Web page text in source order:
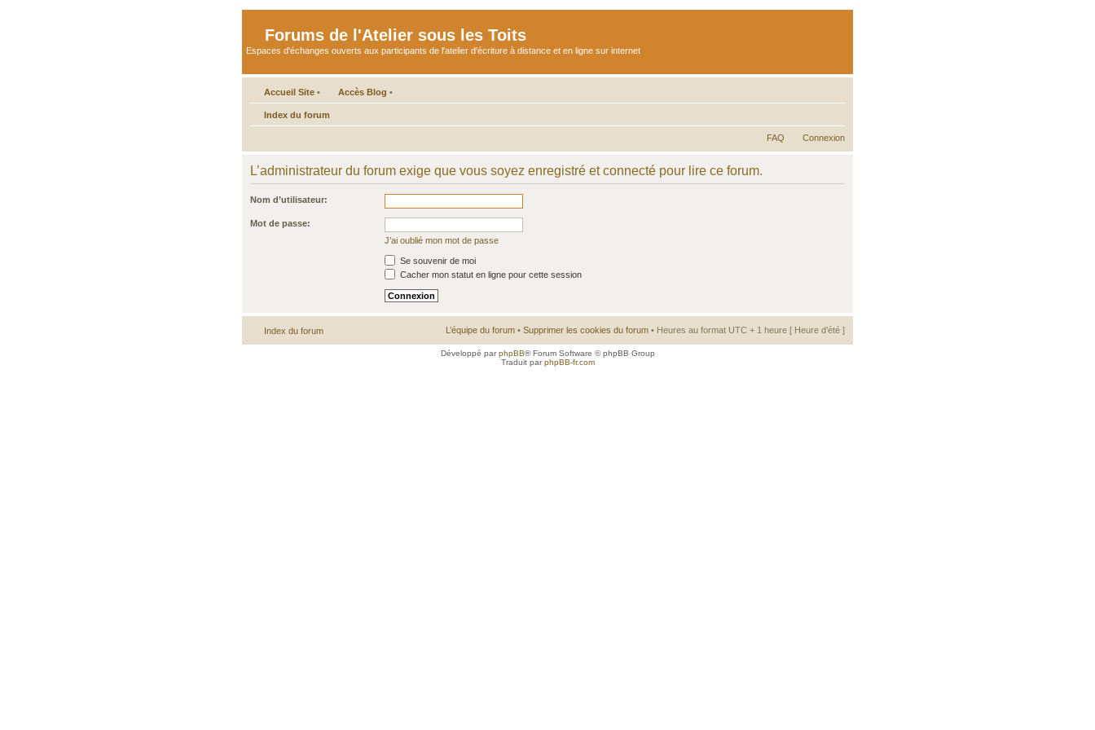
Forums de l'Atelier sous les Toits
Espaces d'échanges ouverts aux participants de l'atelier d'écriture à distance et en ligne sur internet
Accueil Site • Accès Blog •
Index du forum
FAQ Connexion
L’administrateur du forum exige que vous soyez enregistré et connecté pour lire ce forum.
Nom d’utilisateur:
Mot de passe:
J’ai oublié mon mot de passe
Se souvenir de moi
Cacher mon statut en ligne pour cette session
Index du forum L’équipe du forum • Supprimer les cookies du forum • Heures au format UTC + 1 heure [ Heure d’été ]
Développé parphpBB® Forum Software © phpBB Group
Traduit parphpBB-fr.com